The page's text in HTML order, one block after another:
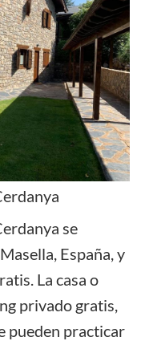
se
España, y
La casa o
privado gratis,
pueden practicar